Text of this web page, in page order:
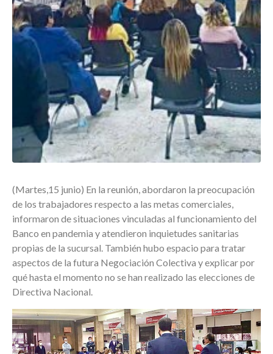
(Martes,15 junio) En la reunión, abordaron la preocupación
de los trabajadores respecto a las metas comerciales,
informaron de situaciones vinculadas al funcionamiento del
Banco en pandemia y atendieron inquietudes sanitarias
propias de la sucursal. También hubo espacio para tratar
aspectos de la futura Negociación Colectiva y explicar por
qué hasta el momento no se han realizado las elecciones de
Directiva Nacional.